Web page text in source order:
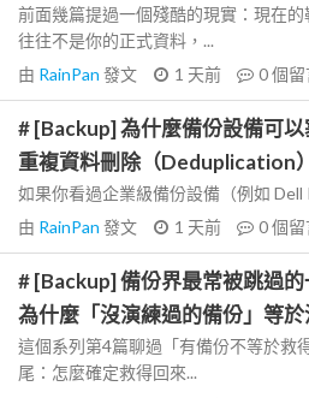
前面幾篇提過一個殘酷的現實：現在
往往不是你的正式資料，...
由 RainPan 發文 1 天前 0個留
# [Backup] 為什麼備份設備可
重複資料刪除（Deduplication）
如果你看過企業級備份設備（例如
由 RainPan 發文 1 天前 0個留
# [Backup] 備份界最常被跳過
為什麼「沒演練過的備份」等
這個系列第4篇聊過「有備份不等於救
尾：怎麼確定救得回來...